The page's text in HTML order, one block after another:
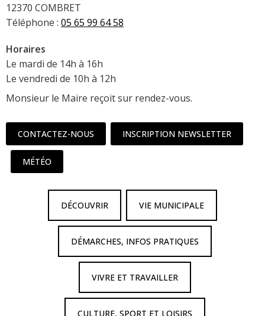
12370 COMBRET
Téléphone : 05 65 99 64 58
Horaires
Le mardi de 14h à 16h
Le vendredi de 10h à 12h
Monsieur le Maire reçoit sur rendez-vous.
CONTACTEZ-NOUS INSCRIPTION NEWSLETTER
MÉTÉO
DÉCOUVRIR VIE MUNICIPALE
DÉMARCHES, INFOS PRATIQUES
VIVRE ET TRAVAILLER
CULTURE, SPORT ET LOISIRS